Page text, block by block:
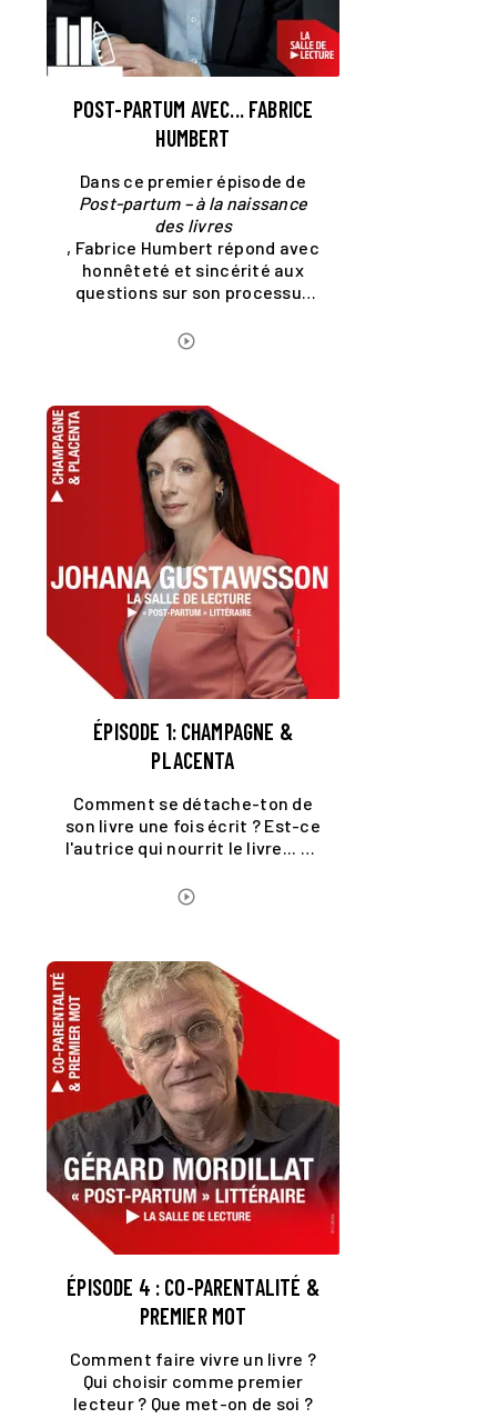
POST-PARTUM AVEC... FABRICE
HUMBERT
Dans ce premier épisode de
Post-partum – à la naissance
des livres
, Fabrice Humbert répond avec
honnêteté et sincérité aux
questions sur son processus
play_circle_outline
ÉPISODE 1: CHAMPAGNE &
PLACENTA
Comment se détache-ton de
son livre une fois écrit ? Est-ce
l'autrice qui nourrit le livre... ou
play_circle_outline
ÉPISODE 4 : CO-PARENTALITÉ &
PREMIER MOT
Comment faire vivre un livre ?
Qui choisir comme premier
lecteur ? Que met-on de soi ?